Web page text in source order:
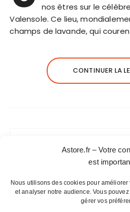
Astore.fr – Votre
est
Nous utilisons des cookies pour
et analyser notre audience. Vous
gérer vos
nos êtres sur le
Valensole. Ce lieu,
champs de lavande, qui
CONTINUER LA
Articles récents
La magie du plateau
Le Phénix : Symbole
Les calanques de